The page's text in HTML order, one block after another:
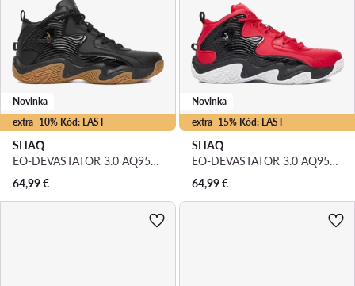
extra -10% Kód: LAST
Novinka
SHAQ
EO-DEVASTATOR 3.0 AQ95078B-B · Basketbalové topánky
64,99€
extra -15% Kód: LAST
Novinka
SHAQ
EO-DEVASTATOR 3.0 AQ95078B-R · Basketbalové topánky
64,99€